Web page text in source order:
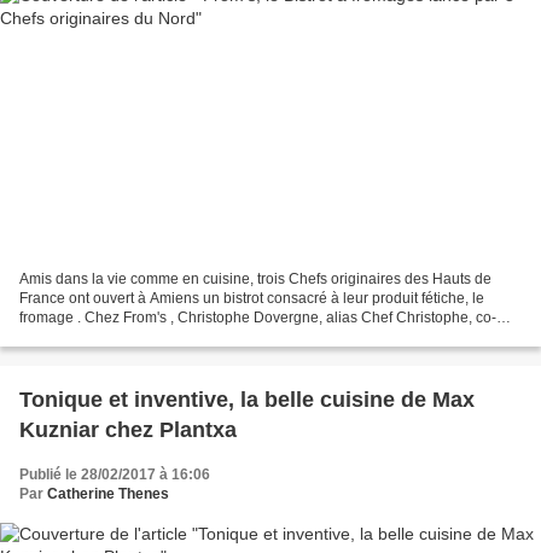
Amis dans la vie comme en cuisine, trois Chefs originaires des Hauts de
France ont ouvert à Amiens un bistrot consacré à leur produit fétiche, le
fromage . Chez From's , Christophe Dovergne, alias Chef Christophe, co-
Tonique et inventive, la belle cuisine de Max
Kuzniar chez Plantxa
Publié le 28/02/2017 à 16:06
Par Catherine Thenes